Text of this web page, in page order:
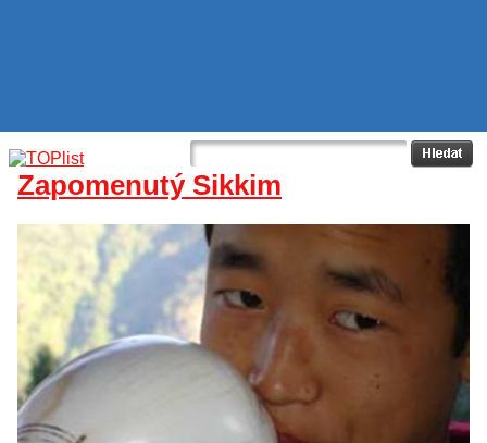
Zapomenutý Sikkim